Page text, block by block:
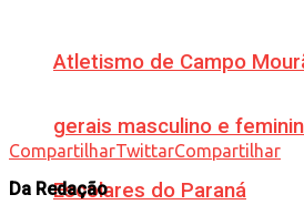
Atletismo de Campo
gerais masculino e
Escolares do Paraná
CompartilharTwittarCompartilhar
Da Redação